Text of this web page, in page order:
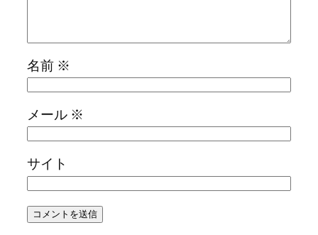
名前 ※
メール ※
サイト